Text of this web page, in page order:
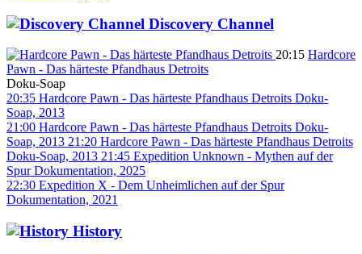
Discovery Channel
20:15 Hardcore
Pawn - Das härteste Pfandhaus Detroits
Doku-Soap
20:35 Hardcore Pawn - Das härteste Pfandhaus Detroits Doku-
Soap, 2013
21:00 Hardcore Pawn - Das härteste Pfandhaus Detroits Doku-
Soap, 2013 21:20 Hardcore Pawn - Das härteste Pfandhaus Detroits
Doku-Soap, 2013 21:45 Expedition Unknown - Mythen auf der
Spur Dokumentation, 2025
22:30 Expedition X - Dem Unheimlichen auf der Spur
Dokumentation, 2021
History